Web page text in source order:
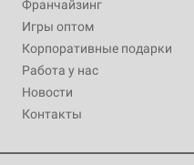
Франчайзинг
Игры оптом
Корпоративные подарки
Работа у нас
Новости
Контакты